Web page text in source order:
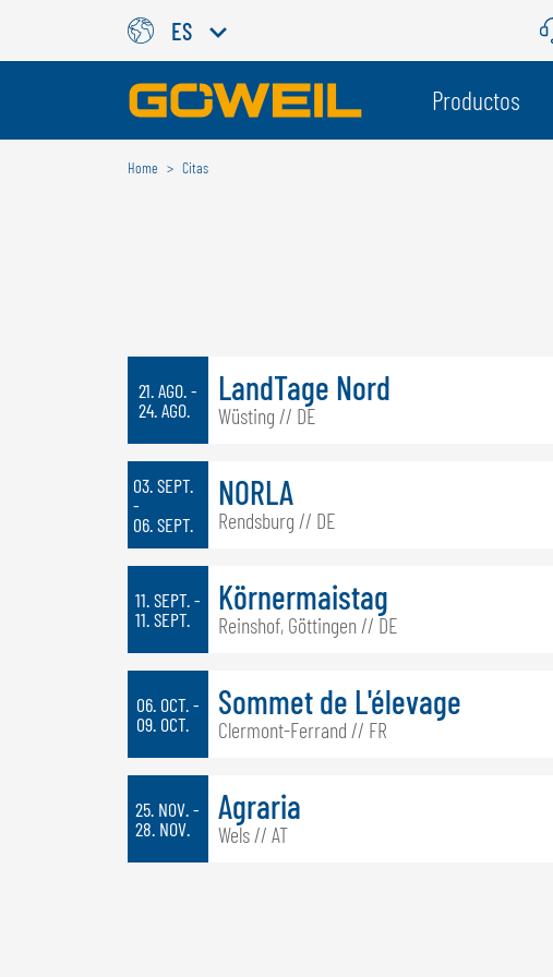
ES
Seleccione su idioma / paísProductos
Home Citas
21. AGO. -
24. AGO.
LandTage Nord
Wüsting // DE
03. SEPT.
-
06. SEPT.
NORLA
Rendsburg // DE
11. SEPT. -
11. SEPT.
Körnermaistag
Reinshof, Göttingen // DE
06. OCT. -
09. OCT.
Sommet de L'élevage
Clermont-Ferrand // FR
25. NOV. -
28. NOV.
Agraria
Wels // AT